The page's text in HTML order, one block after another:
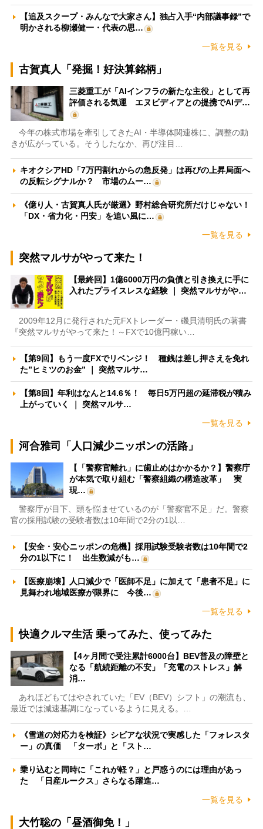
【追及スクープ・みんなで大家さん】独占入手“内部議事録”で
明かされる柳瀬健一・代表の思…
一覧を見る
古賀真人「発掘！好決算銘柄」
三菱重工が「AIインフラの新たな主役」として再
評価される気運 エヌビディアとの提携でAIデ…
今年の株式市場を牽引してきたAI・半導体関連株に、調整の動
きが広がっている。そうしたなか、再び注目…
キオクシアHD「7万円割れからの急反発」は再びの上昇局面へ
の反転シグナルか？ 市場のムー…
《億り人・古賀真人氏が厳選》野村総合研究所だけじゃない！
「DX・省力化・円安」を追い風に…
一覧を見る
突然マルサがやって来た！
【最終回】1億6000万円の負債と引き換えに手に
入れたプライスレスな経験 ｜ 突然マルサがや…
2009年12月に発行された元FXトレーダー・磯貝清明氏の著書
『突然マルサがやって来た！～FXで10億円稼い…
【第9回】もう一度FXでリベンジ！ 種銭は差し押さえを免れ
た”ヒミツのお金” ｜ 突然マルサ…
【第8回】年利はなんと14.6％！ 毎日5万円超の延滞税が積み
上がっていく ｜ 突然マルサ…
一覧を見る
河合雅司「人口減少ニッポンの活路」
【「警察官離れ」に歯止めはかかるか？】警察庁
が本気で取り組む「警察組織の構造改革」 実
現…
警察庁が目下、頭を悩ませているのが「警察官不足」だ。警察
官の採用試験の受験者数は10年間で2分の1以…
【安全・安心ニッポンの危機】採用試験受験者数は10年間で2
分の1以下に！ 出生数減がも…
【医療崩壊】人口減少で「医師不足」に加えて「患者不足」に
見舞われ地域医療が限界に 今後…
一覧を見る
快適クルマ生活 乗ってみた、使ってみた
【4ヶ月間で受注累計6000台】BEV普及の障壁と
なる「航続距離の不安」「充電のストレス」解
消…
あれほどもてはやされていた「EV（BEV）シフト」の潮流も、
最近では減速基調になっているように見える。…
《雪道の対応力を検証》シビアな状況で実感した「フォレスタ
ー」の真価 「ターボ」と「スト…
乗り込むと同時に「これが軽？」と戸惑うのには理由があっ
た 「日産ルークス」さらなる躍進…
一覧を見る
大竹聡の「昼酒御免！」